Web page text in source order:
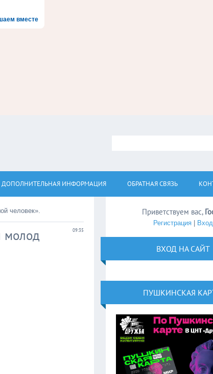
вместе
ДОПОЛНИТЕЛЬНАЯ ИНФОРМАЦИЯ ОБРАТНАЯ СВЯЗЬ
человек».
09:35
молод
Приветствуем вас,
Регистрация| Вход
ВХОД НА САЙТ
ПУШКИНСКАЯ